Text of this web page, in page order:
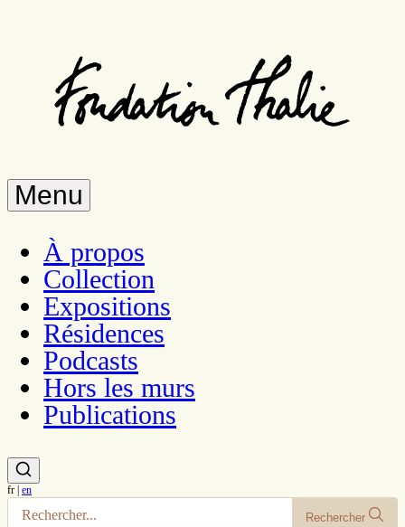
Menu
À propos
Collection
Expositions
Résidences
Podcasts
Hors les murs
Publications
fr | en
Rechercher